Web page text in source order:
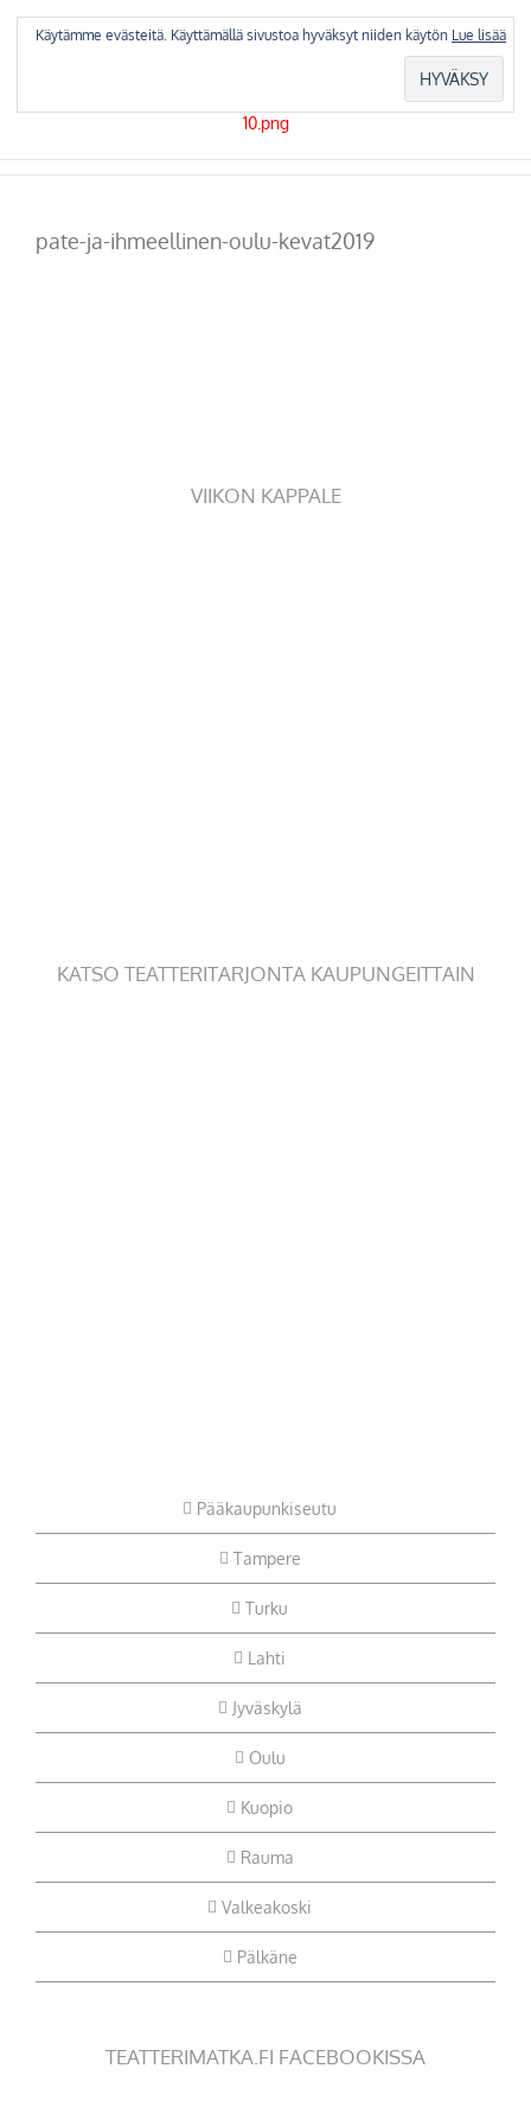
pate-ja-ihmeellinen-oulu-kevat2019
VIIKON KAPPALE
KATSO TEATTERITARJONTA KAUPUNGEITTAIN
Pääkaupunkiseutu
Tampere
Turku
Lahti
Jyväskylä
Oulu
Kuopio
Rauma
Valkeakoski
Pälkäne
TEATTERIMATKA.FI FACEBOOKISSA
Käytämme evästeitä. Käyttämällä sivustoa hyväksyt niiden käytön Lue lisää